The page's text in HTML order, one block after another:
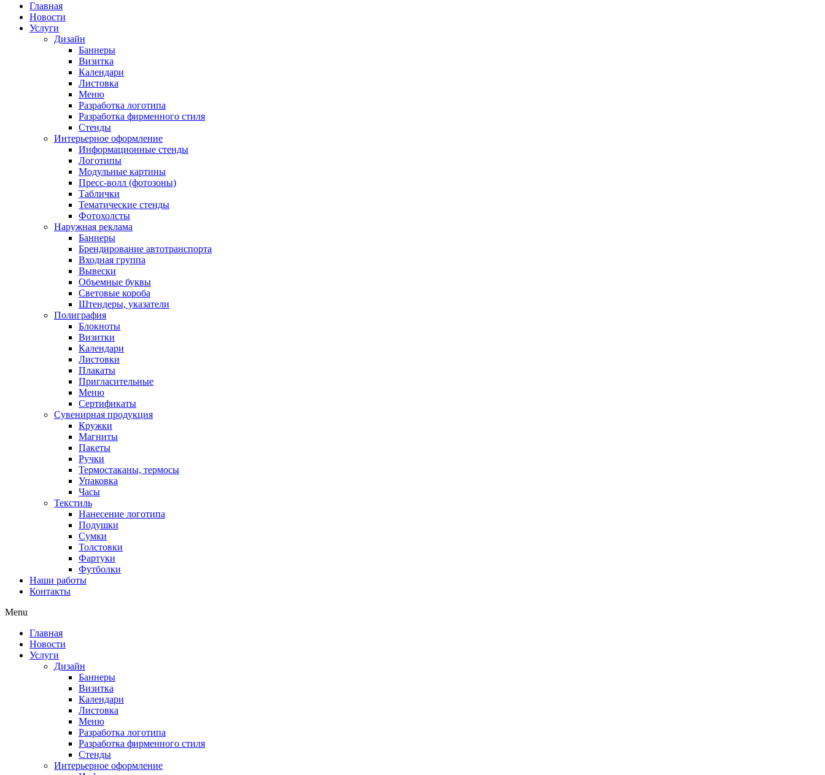
Главная
Новости
Услуги
Дизайн
Баннеры
Визитка
Календари
Листовка
Меню
Разработка логотипа
Разработка фирменного стиля
Стенды
Интерьерное оформление
Информационные стенды
Логотипы
Модульные картины
Пресс-волл (фотозоны)
Таблички
Тематические стенды
Фотохолсты
Наружная реклама
Баннеры
Брендирование автотранспорта
Входная группа
Вывески
Объемные буквы
Световые короба
Штендеры, указатели
Полиграфия
Блокноты
Визитки
Календари
Листовки
Плакаты
Пригласительные
Меню
Сертификаты
Сувенирная продукция
Кружки
Магниты
Пакеты
Ручки
Термостаканы, термосы
Упаковка
Часы
Текстиль
Нанесение логотипа
Подушки
Сумки
Толстовки
Фартуки
Футболки
Наши работы
Контакты
Menu
Главная
Новости
Услуги
Дизайн
Баннеры
Визитка
Календари
Листовка
Меню
Разработка логотипа
Разработка фирменного стиля
Стенды
Интерьерное оформление